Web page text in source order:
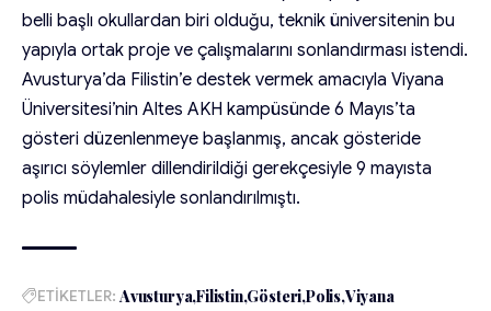
belli başlı okullardan biri olduğu, teknik üniversitenin bu
yapıyla ortak proje ve çalışmalarını sonlandırması istendi.
Avusturya’da Filistin’e destek vermek amacıyla Viyana
Üniversitesi’nin Altes AKH kampüsünde 6 Mayıs’ta
gösteri düzenlenmeye başlanmış, ancak gösteride
aşırıcı söylemler dillendirildiği gerekçesiyle 9 mayısta
polis müdahalesiyle sonlandırılmıştı.
ETİKETLER: Avusturya Filistin Gösteri Polis Viyana